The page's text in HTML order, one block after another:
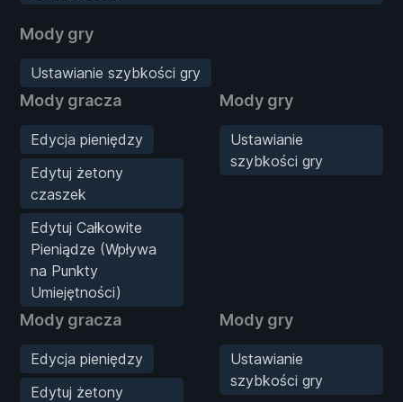
Mody gry
Ustawianie szybkości gry
Mody gracza
Edycja pieniędzy
Edytuj żetony
czaszek
Edytuj Całkowite
Pieniądze (Wpływa
na Punkty
Umiejętności)
Mody gry
Ustawianie
szybkości gry
Mody gracza
Edycja pieniędzy
Edytuj żetony
Mody gry
Ustawianie
szybkości gry